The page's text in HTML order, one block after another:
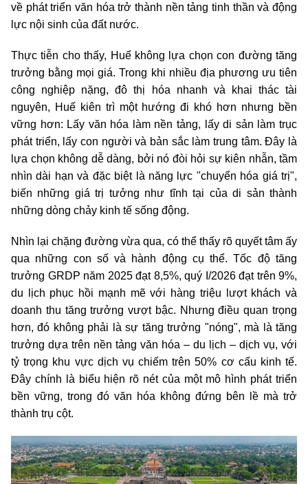
về phát triển văn hóa trở thành nền tảng tinh thần và động
lực nội sinh của đất nước.
Thực tiễn cho thấy, Huế không lựa chọn con đường tăng
trưởng bằng mọi giá. Trong khi nhiều địa phương ưu tiên
công nghiệp nặng, đô thị hóa nhanh và khai thác tài
nguyên, Huế kiên trì một hướng đi khó hơn nhưng bền
vững hơn: Lấy văn hóa làm nền tảng, lấy di sản làm trục
phát triển, lấy con người và bản sắc làm trung tâm. Đây là
lựa chọn không dễ dàng, bởi nó đòi hỏi sự kiên nhẫn, tầm
nhìn dài hạn và đặc biệt là năng lực "chuyển hóa giá trị",
biến những giá trị tưởng như tĩnh tại của di sản thành
những dòng chảy kinh tế sống động.
Nhìn lại chặng đường vừa qua, có thể thấy rõ quyết tâm ấy
qua những con số và hành động cụ thể. Tốc độ tăng
trưởng GRDP năm 2025 đạt 8,5%, quý I/2026 đạt trên 9%,
du lịch phục hồi mạnh mẽ với hàng triệu lượt khách và
doanh thu tăng trưởng vượt bậc. Nhưng điều quan trọng
hơn, đó không phải là sự tăng trưởng "nóng", mà là tăng
trưởng dựa trên nền tảng văn hóa – du lịch – dịch vụ, với
tỷ trọng khu vực dịch vụ chiếm trên 50% cơ cấu kinh tế.
Đây chính là biểu hiện rõ nét của một mô hình phát triển
bền vững, trong đó văn hóa không đứng bên lề mà trở
thành trụ cột.